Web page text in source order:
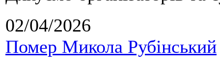
02/04/2026
Помер Микола Рубінський